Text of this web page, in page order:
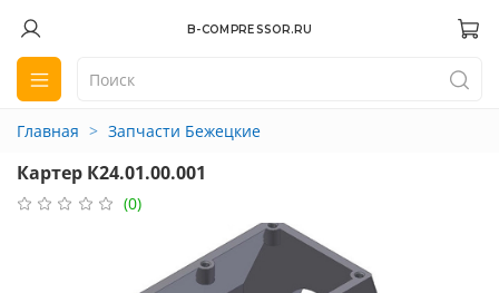
B-COMPRESSOR.RU
Главная Запчасти Бежецкие
Картер К24.01.00.001
(0)